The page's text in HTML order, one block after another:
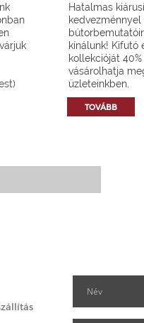
Hatalmas
kínálunk! Kifutó
kollekcióját
vásárolhatja
üzleteinkben.
TOVÁBB